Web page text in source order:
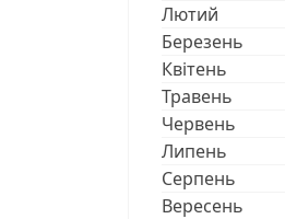
Лютий
Березень
Квітень
Травень
Червень
Липень
Серпень
Вересень